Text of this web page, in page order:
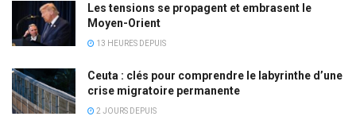
Les tensions se propagent et embrasent le
Moyen-Orient
13 HEURES DEPUIS
Ceuta : clés pour comprendre le labyrinthe d’une
crise migratoire permanente
2 JOURS DEPUIS